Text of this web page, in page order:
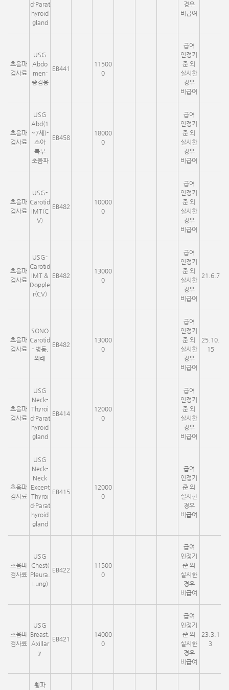
d·Parat
hyroid
gland
경우
비급여
초음파
검사료
USG
Abdo
men-
종검용
EB441
11500
0
급여
인정기
준 외
실시한
경우
비급여
초음파
검사료
USG
Abd(1
~7세)-
소아
복부
초음파
EB458
18000
0
급여
인정기
준 외
실시한
경우
비급여
초음파
검사료
USG-
Carotid
IMT(C
V)
EB482
10000
0
급여
인정기
준 외
실시한
경우
비급여
초음파
검사료
USG-
Carotid
IMT &
Dopple
r(CV)
EB482
13000
0
급여
인정기
준 외
실시한
경우
비급여
21.6.7
초음파
검사료
SONO
Carotid
- 병동,
외래
EB482
13000
0
급여
인정기
준 외
실시한
경우
비급여
25.10.
15
초음파
검사료
USG
Neck-
Thyroi
d·Parat
hyroid
gland
EB414
12000
0
급여
인정기
준 외
실시한
경우
비급여
초음파
검사료
USG
Neck-
Neck
Except
Thyroi
d·Parat
hyroid
gland
EB415
12000
0
급여
인정기
준 외
실시한
경우
비급여
초음파
검사료
USG
Chest(
Pleura.
Lung)
EB422
11500
0
급여
인정기
준 외
실시한
경우
비급여
초음파
검사료
USG
Breast.
Axillar
y
EB421
14000
0
급여
인정기
준 외
실시한
경우
비급여
23.3.1
3
횡파